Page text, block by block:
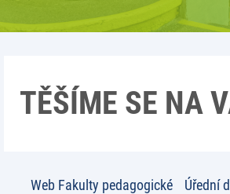
TĚŠÍME SE NA
Web Fakulty pedagogické Úřední